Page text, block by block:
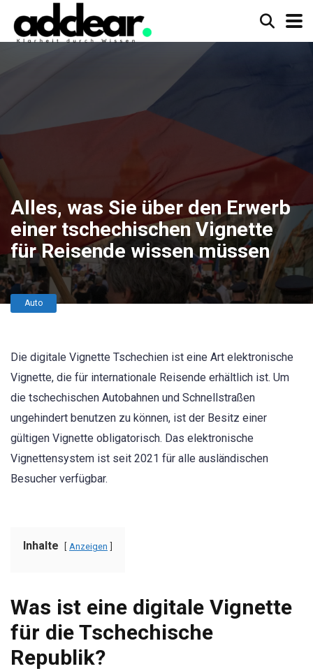
Alles, was Sie über den Erwerb
einer tschechischen Vignette
für Reisende wissen müssen
Auto
Die digitale Vignette Tschechien ist eine Art elektronische
Vignette, die für internationale Reisende erhältlich ist. Um
die tschechischen Autobahnen und Schnellstraßen
ungehindert benutzen zu können, ist der Besitz einer
gültigen Vignette obligatorisch. Das elektronische
Vignettensystem ist seit 2021 für alle ausländischen
Besucher verfügbar.
Inhalte Anzeigen
Was ist eine digitale Vignette
für die Tschechische
Republik?